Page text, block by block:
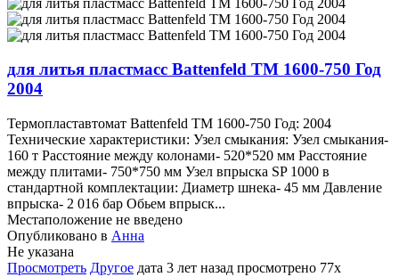
для литья пластмасс Battenfeld TM 1600-750 Год
2004
Термопластавтомат Battenfeld TM 1600-750 Год: 2004
Технические характеристики: Узел смыкания: Узел смыкания-
160 т Расстояние между колонами- 520*520 мм Расстояние
между плитами- 750*750 мм Узел впрыска SP 1000 в
стандартной комплектации: Диаметр шнека- 45 мм Давление
впрыска- 2 016 бар Обьем впрыск...
Местаположение не введено
Опубликовано в Анна
Не указана
Просмотреть Другое дата 3 лет назад просмотрено 77x